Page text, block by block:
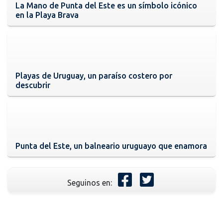
La Mano de Punta del Este es un símbolo icónico
en la Playa Brava
Playas de Uruguay, un paraíso costero por
descubrir
Punta del Este, un balneario uruguayo que enamora
Seguinos en: